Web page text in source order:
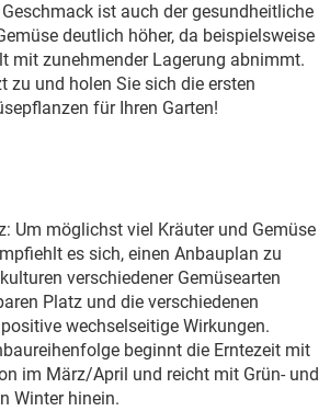
ist auch der gesundheitliche
deutlich höher, da beispielsweise
mit zunehmender Lagerung abnimmt.
zu und holen Sie sich die ersten
für Ihren Garten!
Um möglichst viel Kräuter und Gemüse
es sich, einen Anbauplan zu
verschiedener Gemüsearten
Platz und die verschiedenen
wechselseitige Wirkungen.
beginnt die Erntezeit mit
im März/April und reicht mit Grün- und
Winter hinein.